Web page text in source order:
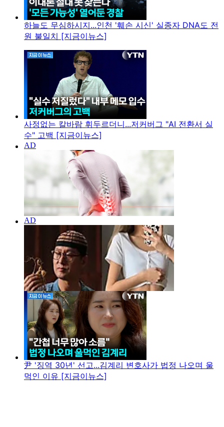
하늘도 무심하시지...인천 '훼손 시신' 실종자 DNA도 전
원 불일치 [지금이뉴스]
사정없는 칼바람 휘두르더니...저커버그 "AI 전환서 실
수" 고백 [지금이뉴스]
尹 '징역 30년' 선고...김계리 변호사가 법정 나오며 울
먹인 이유 [지금이뉴스]